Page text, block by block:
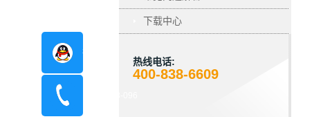
下载中心
热线电话:
400-838-6609
在线咨询